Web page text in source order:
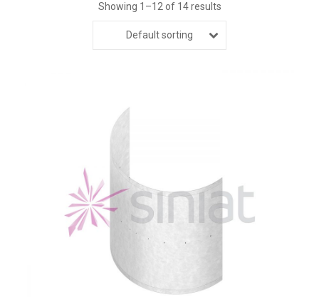
Showing 1–12 of 14 results
Default sorting